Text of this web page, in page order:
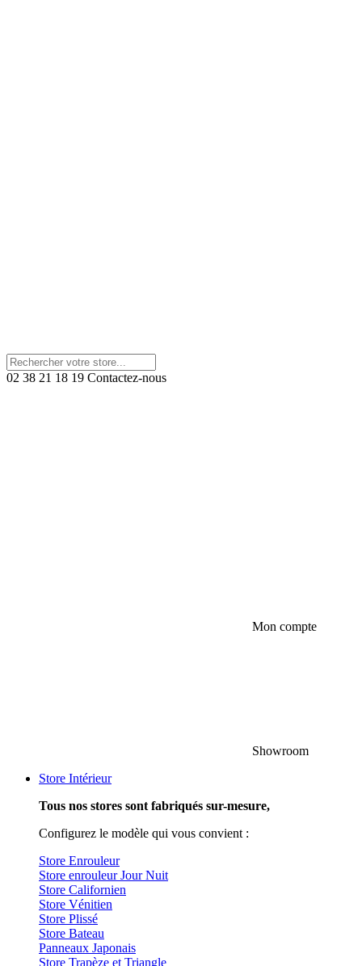
02 38 21 18 19 Contactez-nous
Mon compte
Showroom
Store Intérieur
Tous nos stores sont fabriqués sur-mesure,
Configurez le modèle qui vous convient :
Store Enrouleur
Store enrouleur Jour Nuit
Store Californien
Store Vénitien
Store Plissé
Store Bateau
Panneaux Japonais
Store Trapèze et Triangle